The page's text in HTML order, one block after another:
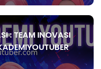
: TEAM INOVASI